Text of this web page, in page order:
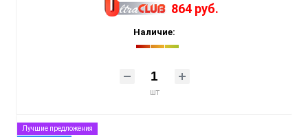
864 руб.
Наличие:
шт
Лучшие предложения